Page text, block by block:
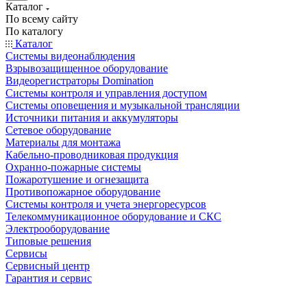
Каталог
По всему сайту
По каталогу
Каталог
Системы видеонаблюдения
Взрывозащищенное оборудование
Видеорегистраторы Domination
Системы контроля и управления доступом
Системы оповещения и музыкальной трансляции
Источники питания и аккумуляторы
Сетевое оборудование
Материалы для монтажа
Кабельно-проводниковая продукция
Охранно-пожарные системы
Пожаротушение и огнезащита
Противопожарное оборудование
Системы контроля и учета энергоресурсов
Телекоммуникационное оборудование и СКС
Электрооборудование
Типовые решения
Сервисы
Сервисный центр
Гарантия и сервис